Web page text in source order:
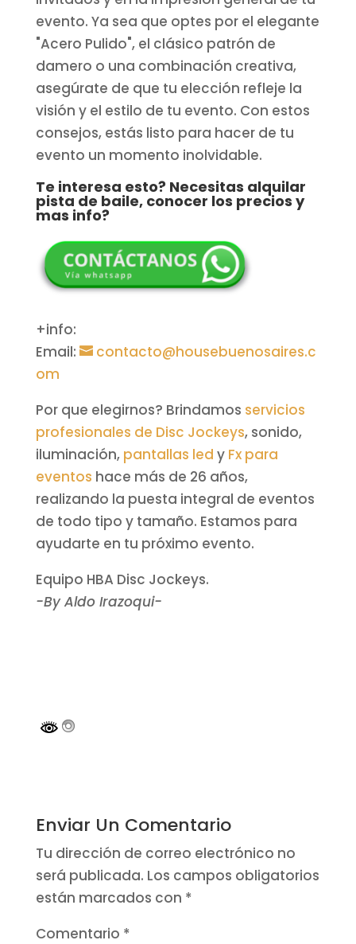
evento. Ya sea que optes por el elegante
"Acero Pulido", el clásico patrón de
damero o una combinación creativa,
asegúrate de que tu elección refleje la
visión y el estilo de tu evento. Con estos
consejos, estás listo para hacer de tu
evento un momento inolvidable.
Te interesa esto? Necesitas alquilar
pista de baile, conocer los precios y
mas info?
+info:
Email:
contacto@housebuenosaires.c
om
Por que elegirnos? Brindamos servicios
profesionales de Disc Jockeys, sonido,
iluminación, pantallas led y Fx para
eventos hace más de 26 años,
realizando la puesta integral de eventos
de todo tipo y tamaño. Estamos para
ayudarte en tu próximo evento.
Equipo HBA Disc Jockeys.
-By Aldo Irazoqui-
Enviar Un Comentario
Tu dirección de correo electrónico no
será publicada. Los campos obligatorios
están marcados con *
Comentario *